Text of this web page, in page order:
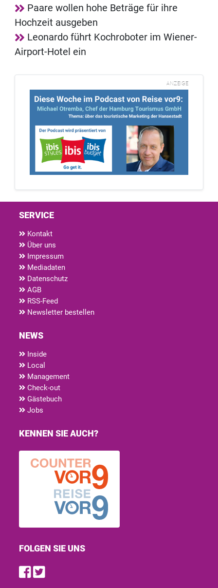
Paare wollen hohe Beträge für ihre
Hochzeit ausgeben
Leonardo führt Kochroboter im Wiener-
Airport-Hotel ein
ANZEIGE
SERVICE
Kontakt
Über uns
Impressum
Mediadaten
Datenschutz
AGB
RSS-Feed
Newsletter bestellen
NEWS
Inside
Local
Management
Check-out
Gästebuch
Jobs
KENNEN SIE AUCH?
FOLGEN SIE UNS
Find us on Facebook
Follow us on Twitter